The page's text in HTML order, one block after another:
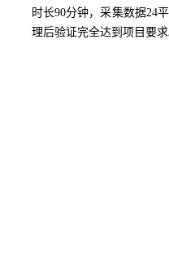
时长90分钟，采集数据24
理后验证完全达到项目要求